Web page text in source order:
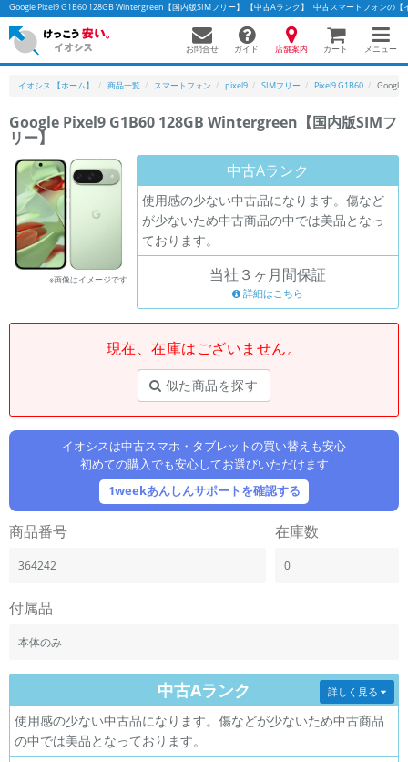
Google Pixel9 G1B60 128GB Wintergreen【国内版SIMフリー】 【中古Aランク】|中古スマートフォンの【
お問合せ ガイド 店舗案内 カート メニュー
イオシス 【ホーム】 商品一覧 スマートフォン pixel9 SIMフリー Pixel9 G1B60 Google
Google Pixel9 G1B60 128GB Wintergreen【国内版SIMフ
リー】
※画像はイメージです
中古Aランク
使用感の少ない中古品になります。傷など
が少ないため中古商品の中では美品となっ
ております。
当社３ヶ月間保証
詳細はこちら
現在、在庫はございません。
似た商品を探す
イオシスは中古スマホ・タブレットの買い替えも安心
初めての購入でも安心してお選びいただけます
1weekあんしんサポートを確認する
商品番号
364242
在庫数
0
付属品
本体のみ
中古Aランク
使用感の少ない中古品になります。傷などが少ないため中古商品
の中では美品となっております。
詳しく見る
フリーワード
除外ワード
人気の検索ワード：Let's note
「スマートフォン」「タブレット」など
メーカー
製造、販売メーカーの絞り込み
機能・特徴
商品の搭載機能による絞り込み
商品状態の絞り込み
CPUの絞り込み
OS